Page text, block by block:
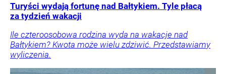
Turyści wydają fortunę nad Bałtykiem. Tyle płacą
za tydzień wakacji
Ile czteroosobowa rodzina wyda na wakacje nad
Bałtykiem? Kwota może wielu zdziwić. Przedstawiamy
wyliczenia.